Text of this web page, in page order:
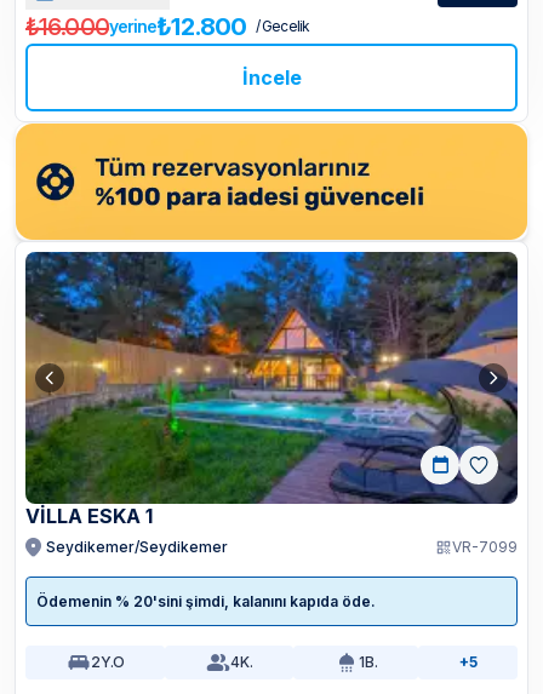
₺16.000yerine₺12.800 / Gecelik
İncele
VİLLA ESKA 1
Seydikemer/Seydikemer VR-7099
Ödemenin % 20'sini şimdi, kalanını kapıda öde.
2Y.O 4K. 1B. +5